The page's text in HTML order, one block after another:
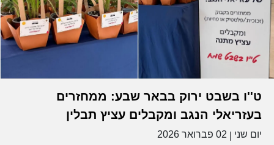
ט''ו בשבט ירוק בבאר שבע: ממחזרים
בעזריאלי הנגב ומקבלים עציץ תבלין
יום שני 02 פברואר 2026